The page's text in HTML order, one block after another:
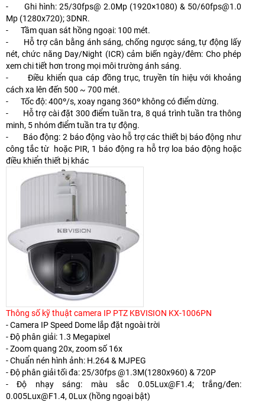
- Ghi hình: 25/30fps@ 2.0Mp (1920×1080) & 50/60fps@1.0
Mp (1280x720); 3DNR.
- Tầm quan sát hồng ngoại: 100 mét.
- Hỗ trợ cân bằng ánh sáng, chống ngược sáng, tự động lấy
nét, chức năng Day/Night (ICR) cảm biến ngày/đêm: Cho phép
xem chi tiết hơn trong mọi môi trường ánh sáng.
- Điều khiển qua cáp đồng trục, truyền tín hiệu với khoảng
cách xa lên đến 500 ~ 700 mét.
- Tốc độ: 400º/s, xoay ngang 360º không có điểm dừng.
- Hỗ trợ cài đặt 300 điểm tuần tra, 8 quá trình tuần tra thông
minh, 5 nhóm điểm tuần tra tự động.
- Báo động: 2 báo động vào hỗ trợ các thiết bị báo động như
công tắc từ hoặc PIR, 1 báo động ra hỗ trợ loa báo động hoặc
điều khiển thiết bị khác
Thông số kỹ thuật camera IP PTZ KBVISION KX-1006PN
- Camera IP Speed Dome lắp đặt ngoài trời
- Độ phân giải: 1.3 Megapixel
- Zoom quang 20x, zoom số 16x
- Chuẩn nén hình ảnh: H.264 & MJPEG
- Độ phân giải tối đa: 25/30fps @1.3M(1280x960) & 720P
- Độ nhạy sáng: màu sắc 0.05Lux@F1.4; trắng/đen:
0.005Lux@F1.4, 0Lux (hồng ngoại bật)